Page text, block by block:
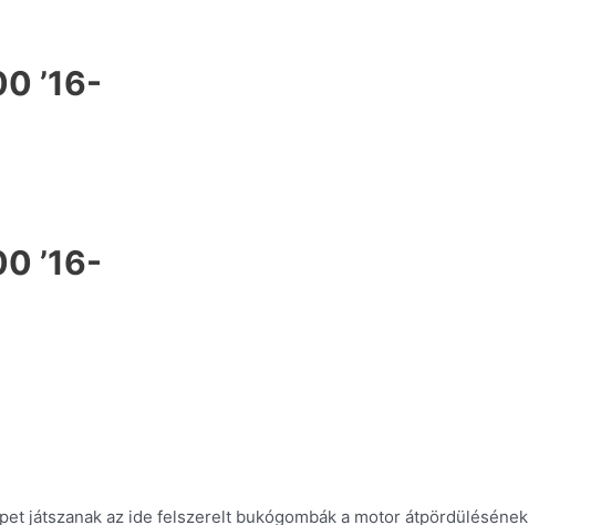
’16-
’16-
játszanak az ide felszerelt bukógombák a motor átpördülésének